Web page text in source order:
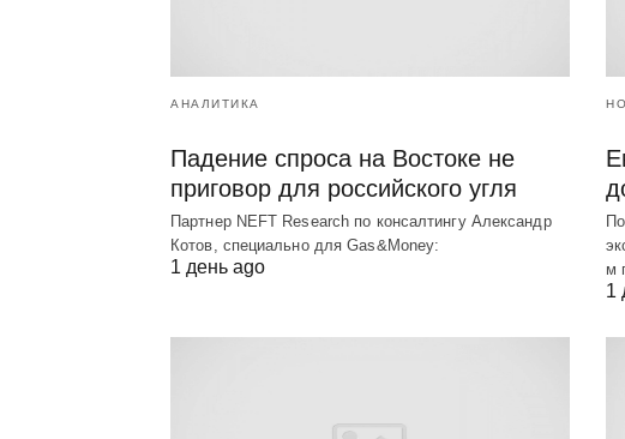
АНАЛИТИКА
Падение спроса на Востоке не
приговор для российского угля
Партнер NEFT Research по консалтингу Александр
Котов, специально для Gas&Money:
1 день ago
м
1